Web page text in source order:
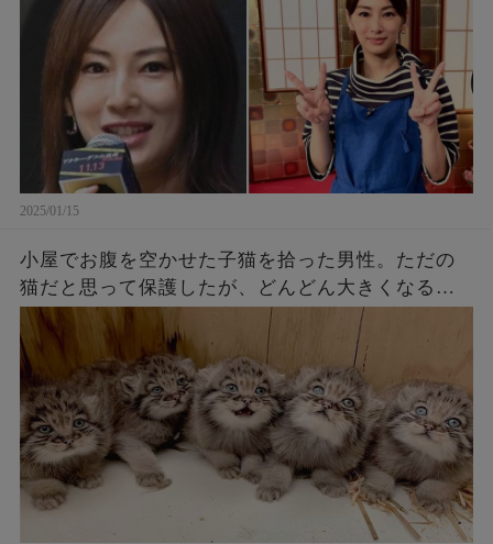
2025/01/15
小屋でお腹を空かせた子猫を拾った男性。ただの
猫だと思って保護したが、どんどん大きくなるに
つれてその正体にビックリ【感動】!